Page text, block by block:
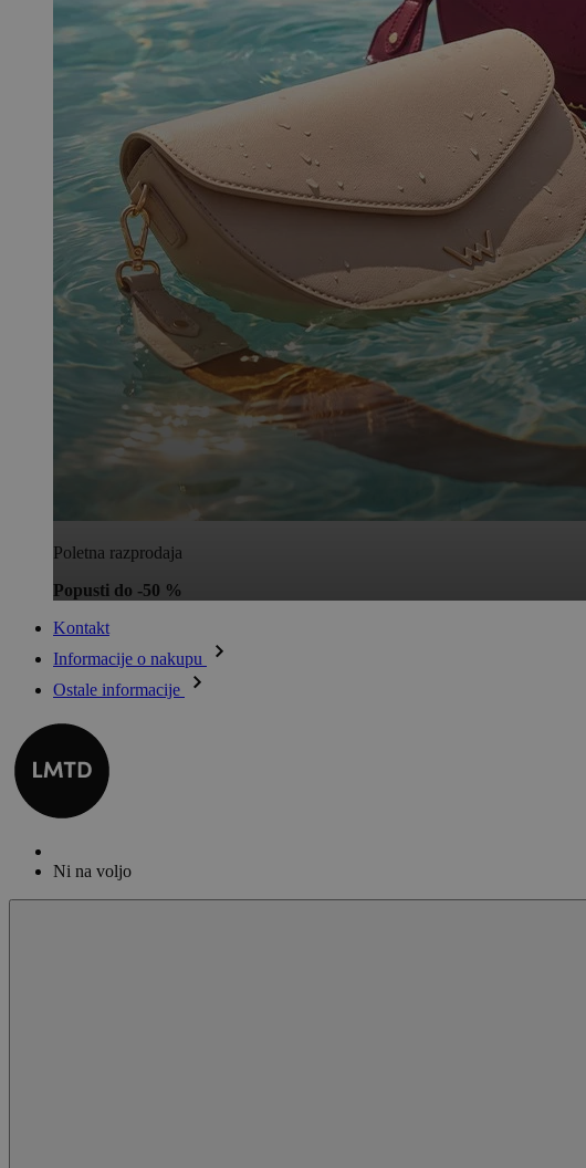
Poletna razprodaja
Popusti do -50 %
Kontakt
Informacije o nakupu
Ostale informacije
Ni na voljo